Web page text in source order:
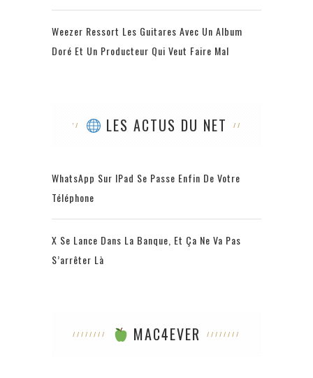
Weezer Ressort Les Guitares Avec Un Album
Doré Et Un Producteur Qui Veut Faire Mal
LES ACTUS DU NET
WhatsApp Sur IPad Se Passe Enfin De Votre
Téléphone
X Se Lance Dans La Banque, Et Ça Ne Va Pas
S’arrêter Là
MAC4EVER